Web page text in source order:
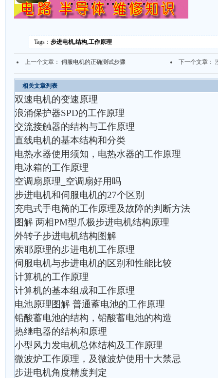
Tags： 步进电机,结构,工作原理
上一个文章： 伺服电机的正确测试步骤 下一个文章：
相关文章列表
双速电机的变速原理
浪涌保护器SPD的工作原理
交流接触器的结构与工作原理
直线电机的基本结构和分类
电热水器使用须知，电热水器的工作原理
电冰箱的工作原理
空调扇原理_空调扇好用吗
步进电机和伺服电机的27个区别
充电式手电筒的工作原理及故障的判断方法
图解 两相PM型爪极步进电机结构原理
外转子步进电机结构图解
索耶原理的步进电机工作原理
伺服电机与步进电机的区别和性能比较
计算机的工作原理
计算机的基本组成和工作原理
电池原理图解 普通蓄电池的工作原理
铅酸蓄电池的结构，铅酸蓄电池的构造
热继电器的结构和原理
小型风力发电机总体结构及工作原理
微波炉工作原理，及微波炉使用十大禁忌
步进电机角度精度判定